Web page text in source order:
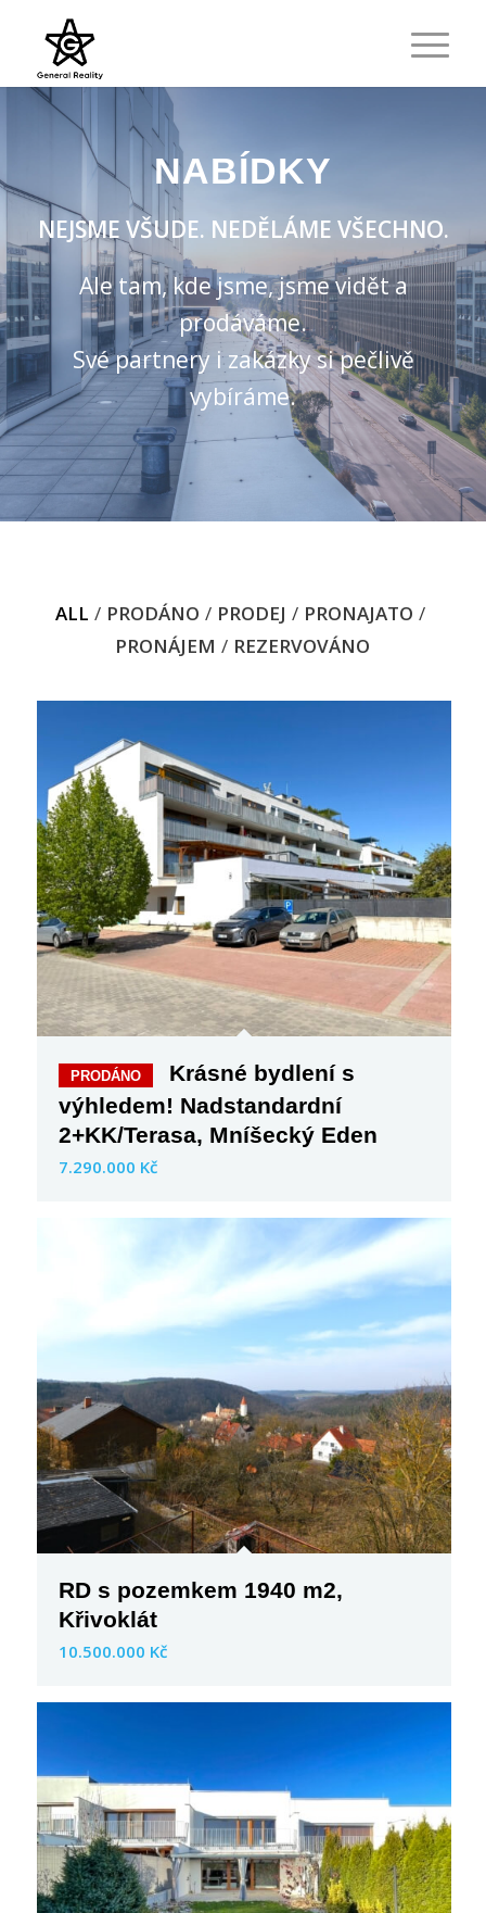
NABÍDKY
NEJSME VŠUDE. NEDĚLÁME VŠECHNO.
Ale tam, kde jsme, jsme vidět a
prodáváme.
Své partnery i zakázky si pečlivě
vybíráme.
ALL / PRODÁNO / PRODEJ / PRONAJATO /
PRONÁJEM / REZERVOVÁNO
Krásné bydlení s
výhledem! Nadstandardní
2+KK/Terasa, Mníšecký Eden
7.290.000 Kč
RD s pozemkem 1940 m2,
Křivoklát
10.500.000 Kč